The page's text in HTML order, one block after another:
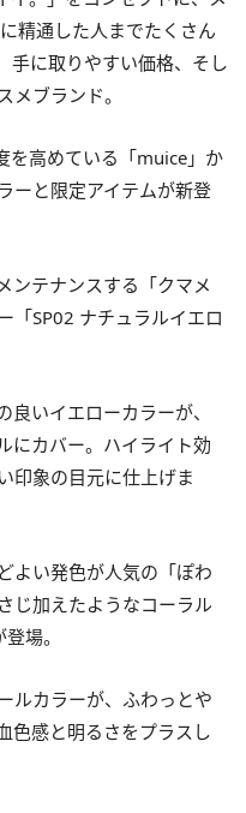
精通した人までたくさん
手に取りやすい価格、そし
メブランド。
を高めている「muice」か
ーと限定アイテムが新登
ンテナンスする「クマメ
「SP02 ナチュラルイエロ
いイエローカラーが、
にカバー。ハイライト効
印象の目元に仕上げま
よい発色が人気の「ぽわ
じ加えたようなコーラル
場。
ルカラーが、ふわっとや
色感と明るさをプラスし